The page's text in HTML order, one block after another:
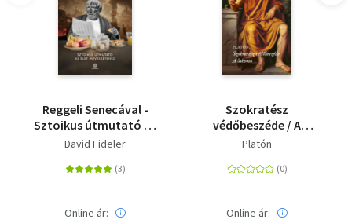
Reggeli Senecával -
Sztoikus útmutató az
élet művészetéhez
David Fideler
Online ár:
Szokratész
védőbeszéde / A
lakoma - Élfestet
Platón
Online ár: